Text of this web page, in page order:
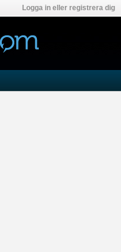
Logga in eller registrera dig